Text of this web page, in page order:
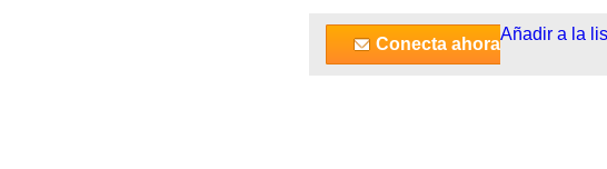
Conecta ahora
Añadir a la